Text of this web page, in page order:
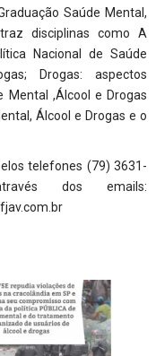
Saúde Mental,
disciplinas como A
Nacional de Saúde
Drogas: aspectos
Mental ,Álcool e Drogas
Álcool e Drogas e o
telefones (79) 3631-
dos emails: